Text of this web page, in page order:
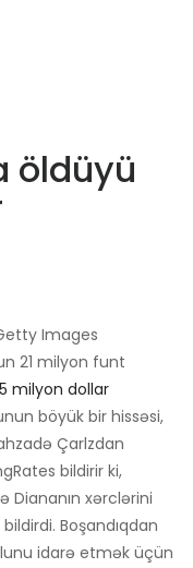
öldüyü
Images
21 milyon funt
milyon dollar
böyük bir hissəsi,
Çarlzdan
bildirir ki,
Diananın xərclərini
Boşandıqdan
idarə etmək üçün